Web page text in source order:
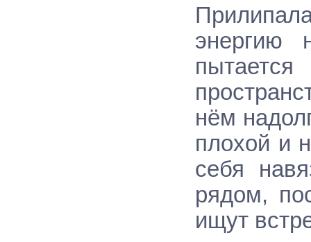
энергию
нём
плохой и
себя
рядом,
ищут